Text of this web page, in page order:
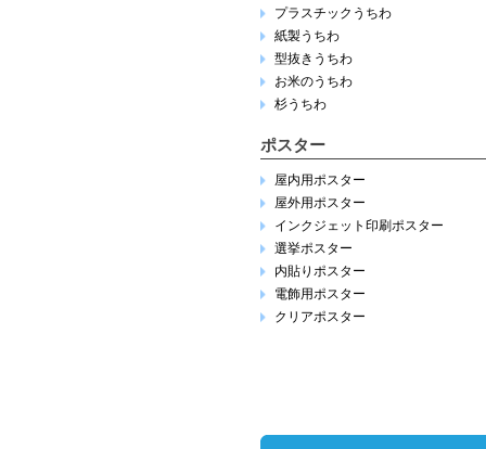
プラスチックうちわ
紙製うちわ
型抜きうちわ
お米のうちわ
杉うちわ
ポスター
屋内用ポスター
屋外用ポスター
インクジェット印刷ポスター
選挙ポスター
内貼りポスター
電飾用ポスター
クリアポスター